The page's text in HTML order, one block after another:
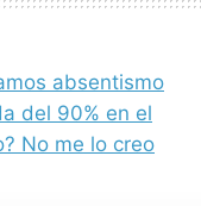
absentismo
del 90% en el
No me lo creo